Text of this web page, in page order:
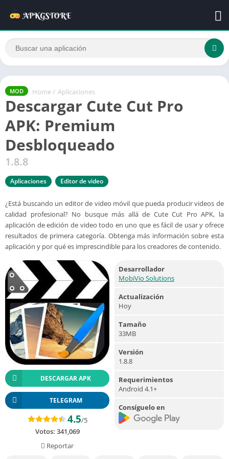
MOD Home / Aplicaciones
Descargar Cute Cut Pro
APK: Premium
Desbloqueado
1.8.8
Aplicaciones Editor de video
¿Está buscando un editor de video móvil que pueda producir videos de
calidad profesional? No busque más allá de Cute Cut Pro APK, la
aplicación de edición de video todo en uno que es fácil de usar y ofrece
resultados de primera categoría. Obtenga más información sobre esta
aplicación y por qué es imprescindible para los creadores de contenido.
DESCARGAR APK
TELEGRAM
4.5/5
Votos: 341,069
Reportar
Desarrollador
MobiVio Solutions
Actualización
Hoy
Tamaño
33MB
Versión
1.8.8
Requerimientos
Android 4.1+
Consíguelo en